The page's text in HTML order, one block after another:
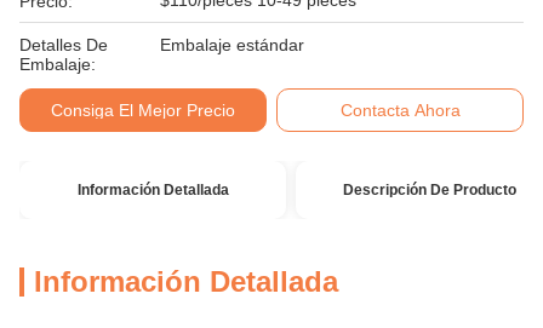
Detalles De
Embalaje:
Embalaje estándar
Consiga El Mejor Precio Contacta Ahora
Información Detallada Descripción De Producto
Información Detallada